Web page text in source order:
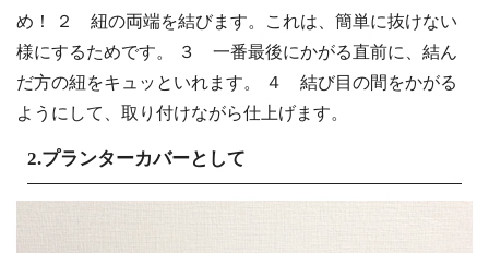
め！ ２ 紐の両端を結びます。これは、簡単に抜けない
様にするためです。 ３ 一番最後にかがる直前に、結ん
だ方の紐をキュッといれます。 ４ 結び目の間をかがる
ようにして、取り付けながら仕上げます。
2.プランターカバーとして